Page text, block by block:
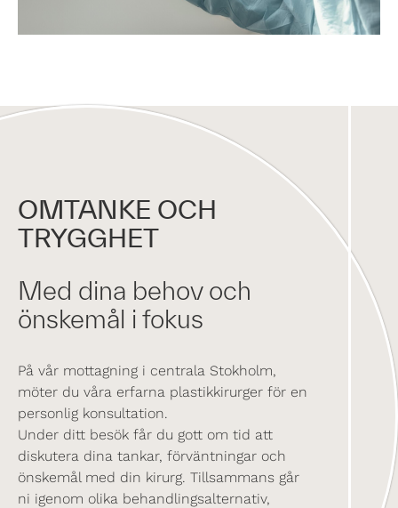
OMTANKE OCH
TRYGGHET
Med dina behov och
önskemål i fokus
På vår mottagning i centrala Stokholm,
möter du våra erfarna plastikkirurger för en
personlig konsultation.
Under ditt besök får du gott om tid att
diskutera dina tankar, förväntningar och
önskemål med din kirurg. Tillsammans går
ni igenom olika behandlingsalternativ,